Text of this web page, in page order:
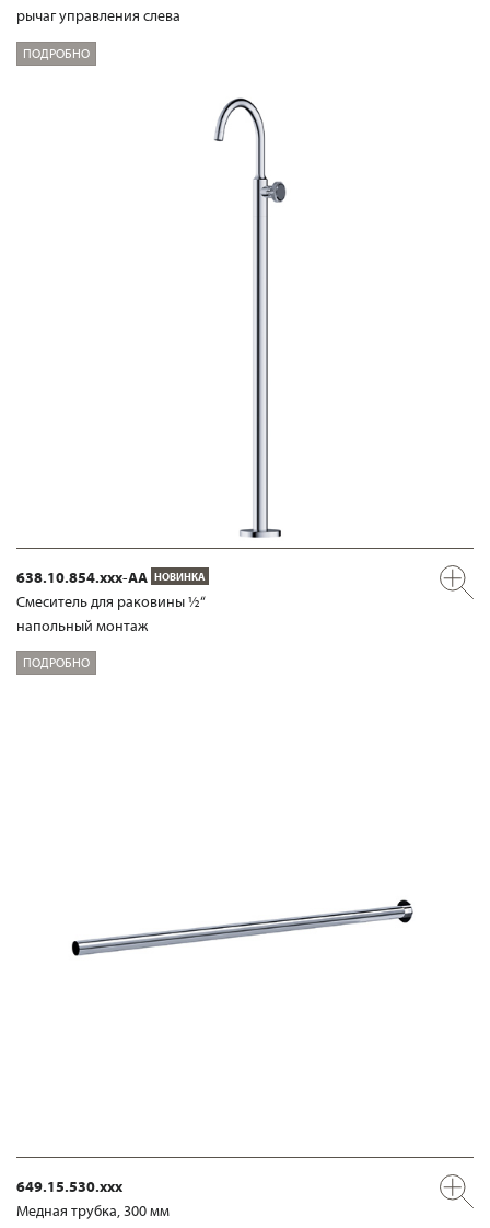
рычаг управления слева
ПОДРОБНО
638.10.854.xxx-AA НОВИНКА
Смеситель для раковины ½“
напольный монтаж
ПОДРОБНО
649.15.530.xxx
Медная трубка, 300 мм